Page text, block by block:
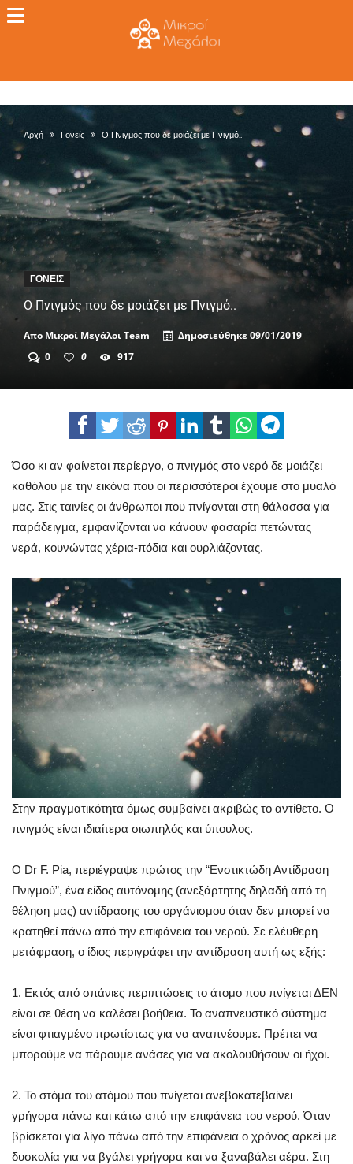
Αρχή Γονείς Ο Πνιγμός που δε μοιάζει με Πνιγμό..
ΓΟΝΕΊΣ
Ο Πνιγμός που δε μοιάζει με Πνιγμό..
Απο Μικροί Μεγάλοι Team Δημοσιεύθηκε09/01/2019
0
0 917
Όσο κι αν φαίνεται περίεργο, ο πνιγμός στο νερό δε μοιάζει
καθόλου με την εικόνα που οι περισσότεροι έχουμε στο μυαλό
μας. Στις ταινίες οι άνθρωποι που πνίγονται στη θάλασσα για
παράδειγμα, εμφανίζονται να κάνουν φασαρία πετώντας
νερά, κουνώντας χέρια-πόδια και ουρλιάζοντας.
Στην πραγματικότητα όμως συμβαίνει ακριβώς το αντίθετο. Ο
πνιγμός είναι ιδιαίτερα σιωπηλός και ύπουλος.
Ο Dr F. Pia, περιέγραψε πρώτος την “Ενστικτώδη Αντίδραση
Πνιγμού”, ένα είδος αυτόνομης (ανεξάρτητης δηλαδή από τη
θέληση μας) αντίδρασης του οργάνισμου όταν δεν μπορεί να
κρατηθεί πάνω από την επιφάνεια του νερού. Σε ελέυθερη
μετάφραση, ο ίδιος περιγράφει την αντίδραση αυτή ως εξής:
1. Εκτός από σπάνιες περιπτώσεις το άτομο που πνίγεται ΔΕΝ
είναι σε θέση να καλέσει βοήθεια. Το αναπνευστικό σύστημα
είναι φτιαγμένο πρωτίστως για να αναπνέουμε. Πρέπει να
μπορούμε να πάρουμε ανάσες για να ακολουθήσουν οι ήχοι.
2. Το στόμα του ατόμου που πνίγεται ανεβοκατεβαίνει
γρήγορα πάνω και κάτω από την επιφάνεια του νερού. Όταν
βρίσκεται για λίγο πάνω από την επιφάνεια ο χρόνος αρκεί με
δυσκολία για να βγάλει γρήγορα και να ξαναβάλει αέρα. Στη